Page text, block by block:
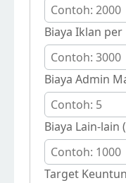
Biaya Iklan
Biaya Admin
Biaya Lain-lain
Target